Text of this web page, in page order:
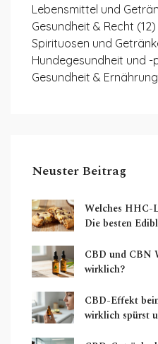
Lebensmittel und
Gesundheit & Recht (12)
Spirituosen und
Hundegesundheit und -
Gesundheit & Ernährung
Neuster Beitrag
Welches HHC-
Die besten
CBD und CBN
wirklich?
CBD-Effekt
wirklich spürst